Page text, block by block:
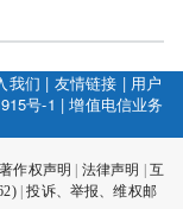
我们 | 友情链接 | 用户
号-1 |增值电信业务
著作权声明 法律声明
互
|投诉、举报、维权邮